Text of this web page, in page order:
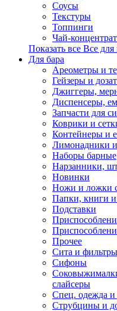
Соусы
Текстуры
Топпинги
Чай-концентрат
Показать все Все для
Для бара
Ареометры и
Гейзеры и
Джиггеры,
Диспенсеры,
Запчасти для
Коврики и
Контейнеры и
Лимонадники и
Наборы барные
Нарзанники,
Новинки
Ножи и ложки
Папки, книги
Подставки
Прочее
Сита и фильтры
Сифоны
слайсеры
Спец. одежда и
Струбцины и